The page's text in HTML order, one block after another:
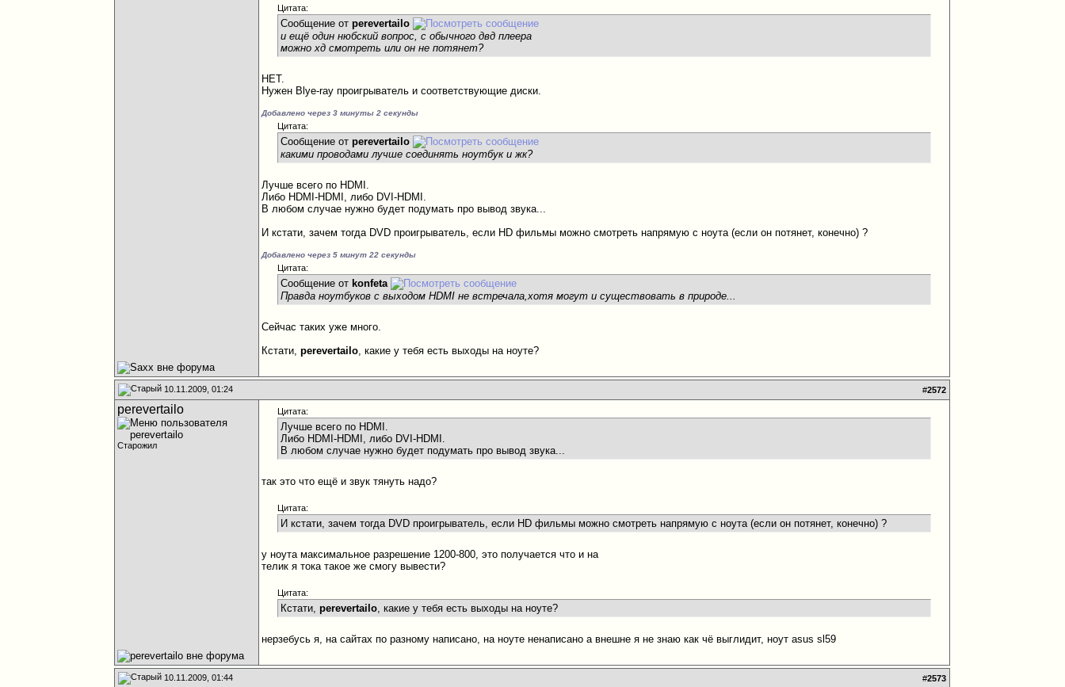
Цитата:
Сообщение отperevertailo
и ещё один нюбский вопрос, с обычного двд плеера
можно хд смотреть или он не потянет?
НЕТ.
Нужен Blye-ray проигрыватель и соответствующие диски.
Добавлено через 3 минуты 2 секунды
Цитата:
Сообщение отperevertailo
какими проводами лучше соединять ноутбук и жк?
Лучше всего по HDMI.
Либо HDMI-HDMI, либо DVI-HDMI.
В любом случае нужно будет подумать про вывод звука...
И кстати, зачем тогда DVD проигрыватель, если HD фильмы можно смотреть напрямую с ноута (если он потянет, конечно) ?
Добавлено через 5 минут 22 секунды
Цитата:
Сообщение от konfeta
Правда ноутбуков с выходом HDMI не встречала,хотя могут и существовать в природе...
Сейчас таких уже много.
Кстати,perevertailo, какие у тебя есть выходы на ноуте?
10.11.2009, 01:24 #2572
perevertailo
Старожил
Цитата:
Лучше всего по HDMI.
Либо HDMI-HDMI, либо DVI-HDMI.
В любом случае нужно будет подумать про вывод звука...
так это что ещё и звук тянуть надо?
Цитата:
И кстати, зачем тогда DVD проигрыватель, если HD фильмы можно смотреть напрямую с ноута (если он потянет, конечно) ?
у ноута максимальное разрешение 1200-800, это получается что и на
телик я тока такое же смогу вывести?
Цитата:
Кстати,perevertailo, какие у тебя есть выходы на ноуте?
нерзебусь я, на сайтах по разному написано, на ноуте ненаписано а внешне я не знаю как чё выглидит, ноут asus sl59
10.11.2009, 01:44 #2573